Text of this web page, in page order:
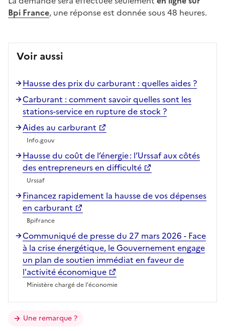
Bpi France, une réponse est donnée sous 48 heures.
Voir aussi
Hausse des prix du carburant : quelles aides ?
Carburant : comment savoir quelles sont les
stations-service en rupture de stock ?
Aides au carburant
Info.gouv
Hausse du coût de l’énergie : l’Urssaf aux côtés
des entrepreneurs en difficulté
Urssaf
Financez rapidement la hausse de vos dépenses
en carburant
Bpifrance
Communiqué de presse du 27 mars 2026 - Face
à la crise énergétique, le Gouvernement engage
un plan de soutien immédiat en faveur de
l'activité économique
Ministère chargé de l'économie
Une remarque ?